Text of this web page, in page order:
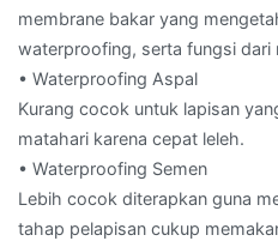
membrane bakar yang
waterproofing, serta fungsi dari
• Waterproofing Aspal
Kurang cocok untuk lapisan
matahari karena cepat leleh.
• Waterproofing Semen
Lebih cocok diterapkan guna
tahap pelapisan cukup